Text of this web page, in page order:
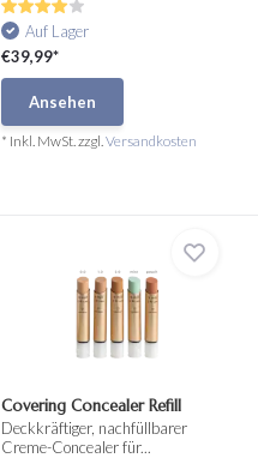
Auf Lager
€39,99*
Ansehen
* Inkl. MwSt. zzgl.Versandkosten
Covering Concealer Refill
Deckkräftiger, nachfüllbarer
Creme-Concealer für...